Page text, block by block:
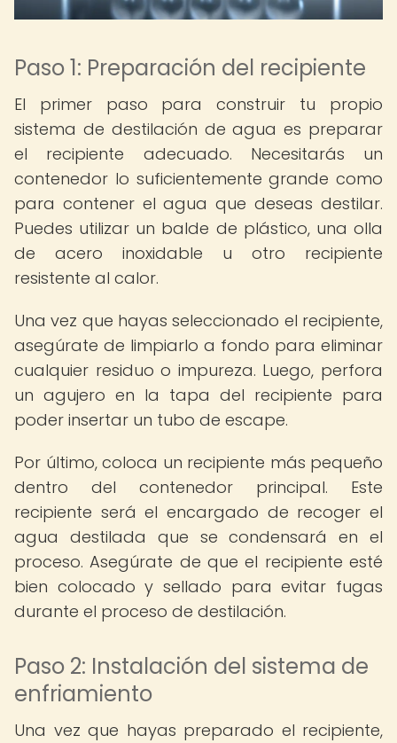
Paso 1: Preparación del recipiente
El primer paso para construir tu propio
sistema de destilación de agua es preparar
el recipiente adecuado. Necesitarás un
contenedor lo suficientemente grande como
para contener el agua que deseas destilar.
Puedes utilizar un balde de plástico, una olla
de acero inoxidable u otro recipiente
resistente al calor.
Una vez que hayas seleccionado el recipiente,
asegúrate de limpiarlo a fondo para eliminar
cualquier residuo o impureza. Luego, perfora
un agujero en la tapa del recipiente para
poder insertar un tubo de escape.
Por último, coloca un recipiente más pequeño
dentro del contenedor principal. Este
recipiente será el encargado de recoger el
agua destilada que se condensará en el
proceso. Asegúrate de que el recipiente esté
bien colocado y sellado para evitar fugas
durante el proceso de destilación.
Paso 2: Instalación del sistema de
enfriamiento
Una vez que hayas preparado el recipiente,